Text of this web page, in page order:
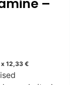
–
x12,33 €